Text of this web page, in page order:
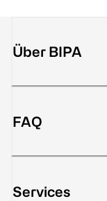
Über BIPA
FAQ
Services